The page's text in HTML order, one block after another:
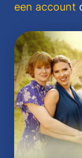
een account